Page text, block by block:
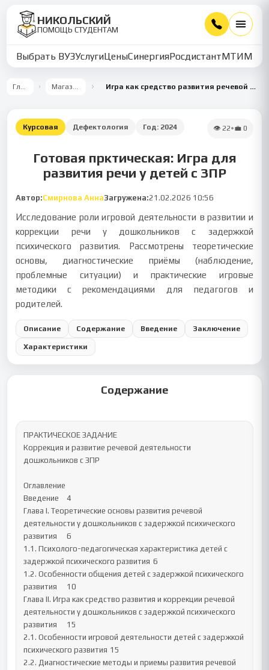
НИКОЛЬСКИЙ
ПОМОЩЬ СТУДЕНТАМ
Выбрать ВУЗУслугиЦеныСинергияРосдистантМТИММУ
Главная Магазин работ Игра как средство развития речевой деятельности у дошкольников с ЗПР
Курсовая Дефектология Год: 2024 👁 22•💼 0
Готовая прктическая: Игра для
развития речи у детей с ЗПР
Автор:Смирнова АннаЗагружена:21.02.2026 10:56
Исследование роли игровой деятельности в развитии и
коррекции речи у дошкольников с задержкой
психического развития. Рассмотрены теоретические
основы, диагностические приёмы (наблюдение,
проблемные ситуации) и практические игровые
методики с рекомендациями для педагогов и
родителей.
Описание Содержание Введение Заключение
Характеристики
Содержание
ПРАКТИЧЕСКОЕ ЗАДАНИЕ
Коррекция и развитие речевой деятельности
дошкольников с ЗПР
Оглавление
Введение	4
Глава I. Теоретические основы развития речевой
деятельности у дошкольников с задержкой психического
развития	6
1.1. Психолого-педагогическая характеристика детей с
задержкой психического развития	6
1.2. Особенности общения детей с задержкой психического
развития	10
Глава II. Игра как средство развития и коррекции речевой
деятельности у дошкольников с задержкой психического
развития	15
2.1. Особенности игровой деятельности детей с задержкой
психического развития	15
2.2. Диагностические методы и приемы развития речевой